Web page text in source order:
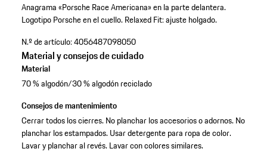
Anagrama «Porsche Race Americana» en la parte delantera.
Logotipo Porsche en el cuello. Relaxed Fit: ajuste holgado.
N.º de artículo:4056487098050
Material y consejos de cuidado
Material
70 % algodón/30 % algodón reciclado
Consejos de mantenimiento
Cerrar todos los cierres. No planchar los accesorios o adornos. No
planchar los estampados. Usar detergente para ropa de color.
Lavar y planchar al revés. Lavar con colores similares.